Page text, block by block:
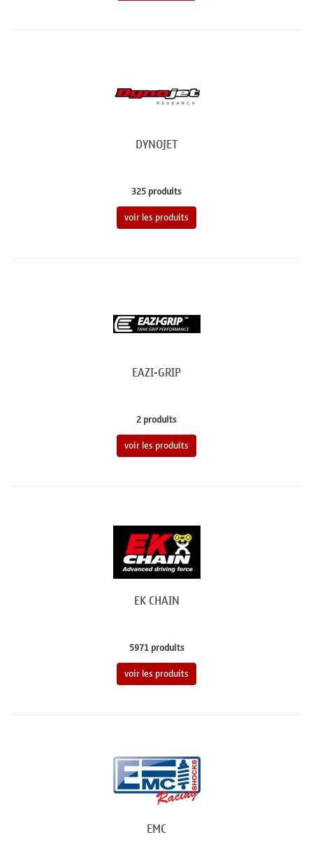
DYNOJET
325 produits
voir les produits
EAZI-GRIP
2 produits
voir les produits
EK CHAIN
5971 produits
voir les produits
EMC